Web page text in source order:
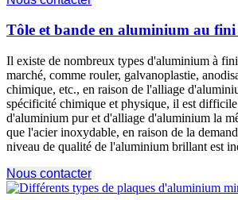
Tôle et bande en aluminium au
Il existe de nombreux types d'aluminium à
marché, comme rouler, galvanoplastie,
chimique, etc., en raison de l'alliage
spécificité chimique et physique, il est
d'aluminium pur et d'alliage d'aluminium la
que l'acier inoxydable, en raison de la
niveau de qualité de l'aluminium brillant est
Nous contacter